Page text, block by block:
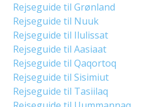
Rejseguide til Grønland
Rejseguide til Nuuk
Rejseguide til Ilulissat
Rejseguide til Aasiaat
Rejseguide til Qaqortoq
Rejseguide til Sisimiut
Rejseguide til Tasiilaq